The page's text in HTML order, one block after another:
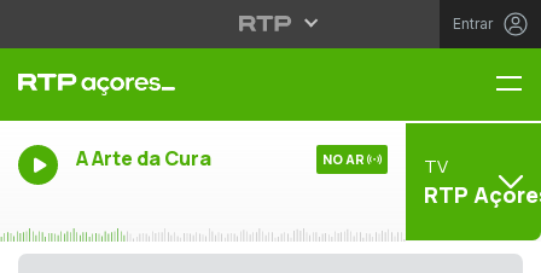
Entrar
A Arte da Cura NO AR TV
RTP